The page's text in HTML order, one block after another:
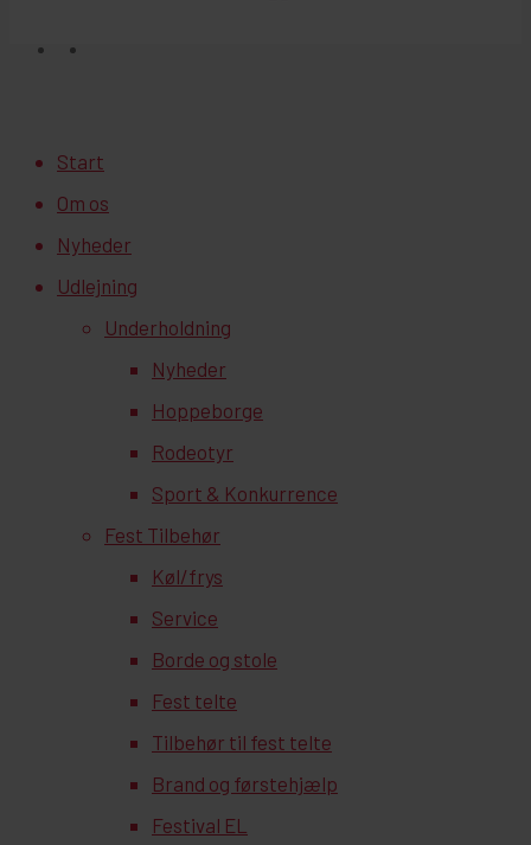
facebook
Menu
Start
Om os
Nyheder
Udlejning
Underholdning
Nyheder
Hoppeborge
Rodeotyr
Sport & Konkurrence
Fest Tilbehør
Køl/frys
Service
Borde og stole
Fest telte
Tilbehør til fest telte
Brand og førstehjælp
Festival EL